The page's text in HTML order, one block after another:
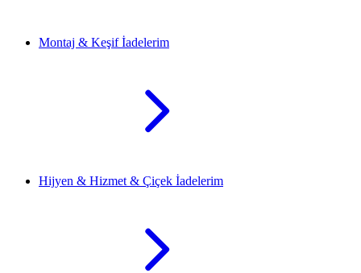
Montaj & Keşif İadelerim
Hijyen & Hizmet & Çiçek İadelerim